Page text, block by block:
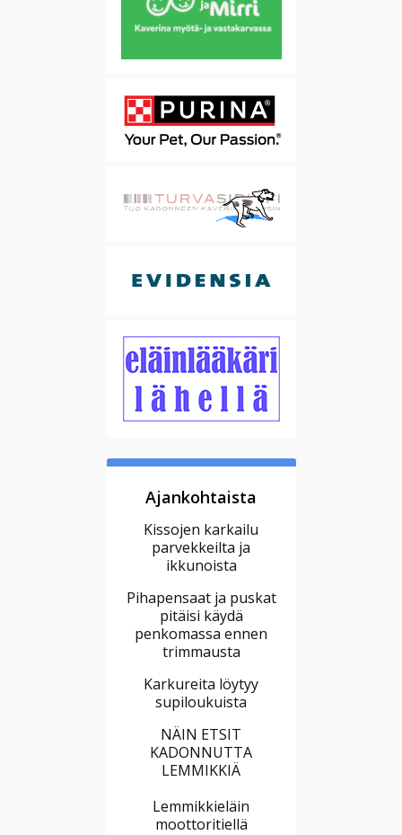
Ajankohtaista
Kissojen karkailu
parvekkeilta ja
ikkunoista
Pihapensaat ja puskat
pitäisi käydä
penkomassa ennen
trimmausta
Karkureita löytyy
supiloukuista
NÄIN ETSIT
KADONNUTTA
LEMMIKKIÄ
Lemmikkieläin
moottoritiellä